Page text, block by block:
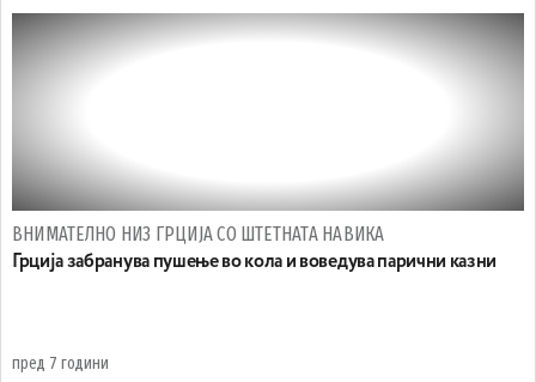
ВНИМАТЕЛНО НИЗ ГРЦИЈА СО ШТЕТНАТА НАВИКА
Грција забранува пушење во кола и воведува парични казни
пред 7 години